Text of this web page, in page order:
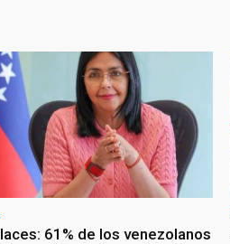
61% de los venezolanos